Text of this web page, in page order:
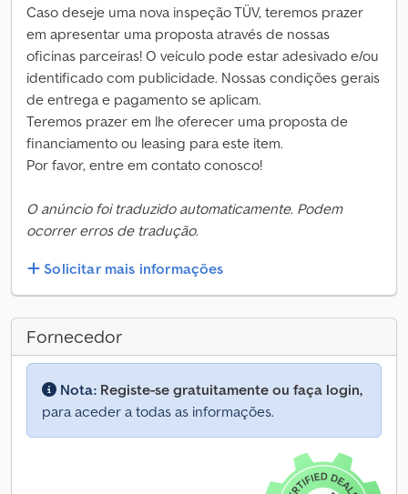
Caso deseje uma nova inspeção TÜV, teremos prazer
em apresentar uma proposta através de nossas
oficinas parceiras! O veículo pode estar adesivado e/ou
identificado com publicidade. Nossas condições gerais
de entrega e pagamento se aplicam.
Teremos prazer em lhe oferecer uma proposta de
financiamento ou leasing para este item.
Por favor, entre em contato conosco!
O anúncio foi traduzido automaticamente. Podem
ocorrer erros de tradução.
Solicitar mais informações
Fornecedor
Nota: Registe-se gratuitamente ou faça login,
para aceder a todas as informações.